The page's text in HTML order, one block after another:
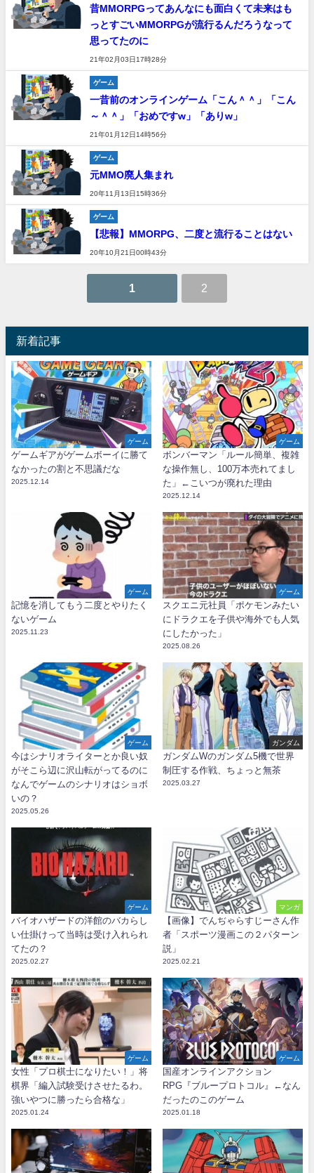
昔MMORPGってあんなにも面白くて未来はも
っとすごいMMORPGが流行るんだろうなって
思ってたのに
21年02月03日17時28分
ゲーム
一昔前のオンラインゲーム「こん＾＾」「こん
～＾＾」「おめですw」「ありw」
21年01月12日14時56分
ゲーム
元MMO廃人集まれ
20年11月13日15時36分
ゲーム
【悲報】MMORPG、二度と流行ることはない
20年10月21日00時43分
1 2
新着記事
ゲーム
ゲームギアがゲームボーイに勝て
なかったの割と不思議だな
2025.12.14
ゲーム
ボンバーマン「ルール簡単、複雑
な操作無し、100万本売れてまし
た」←こいつが廃れた理由
2025.12.14
ゲーム
記憶を消してもう二度とやりたく
ないゲーム
2025.11.23
ゲーム
スクエニ元社員「ポケモンみたい
にドラクエを子供や海外でも人気
にしたかった」
2025.08.26
ゲーム
今はシナリオライターとか良い奴
がそこら辺に沢山転がってるのに
なんでゲームのシナリオはショボ
いの？
2025.05.26
ガンダム
ガンダムWのガンダム5機で世界
制圧する作戦、ちょっと無茶
2025.03.27
ゲーム
バイオハザードの洋館のバカらし
い仕掛けって当時は受け入れられ
てたの？
2025.02.27
マンガ
【画像】でんぢゃらすじーさん作
者「スポーツ漫画この２パターン
説」
2025.02.21
ゲーム
女性「プロ棋士になりたい！」将
棋界「編入試験受けさせたるわ。
強いやつに勝ったら合格な」
2025.01.24
ゲーム
国産オンラインアクション
RPG『ブループロトコル』←なん
だったのこのゲーム
2025.01.18